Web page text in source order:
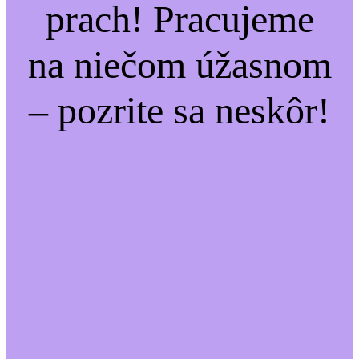
prach! Pracujeme
na niečom úžasnom
– pozrite sa neskôr!